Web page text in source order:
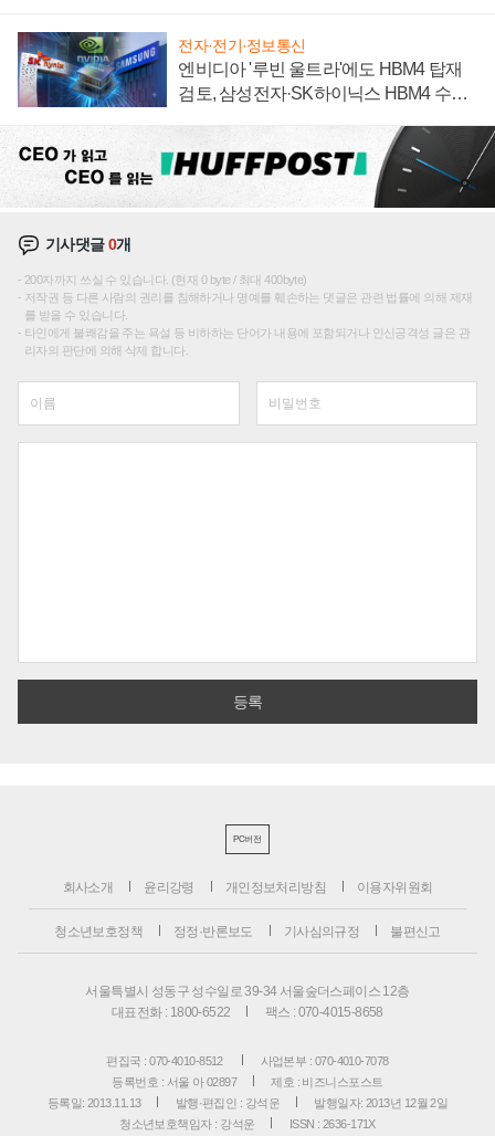
전자·전기·정보통신
엔비디아 '루빈 울트라'에도 HBM4 탑재
검토, 삼성전자·SK하이닉스 HBM4 수율
기사댓글0개
200자까지 쓰실 수 있습니다. (현재 0 byte / 최대 400byte)
저작권 등 다른 사람의 권리를 침해하거나 명예를 훼손하는 댓글은 관련 법률에 의해 제재
를 받을 수 있습니다.
타인에게 불쾌감을 주는 욕설 등 비하하는 단어가 내용에 포함되거나 인신공격성 글은 관
리자의 판단에 의해 삭제 합니다.
PC버전
회사소개 윤리강령 개인정보처리방침 이용자위원회
청소년보호정책 정정·반론보도 기사심의규정 불편신고
서울특별시 성동구 성수일로 39-34 서울숲더스페이스 12층
대표전화 : 1800-6522
팩스 : 070-4015-8658
편집국 : 070-4010-8512
사업본부 : 070-4010-7078
등록번호 : 서울 아 02897
제호 : 비즈니스포스트
등록일: 2013.11.13
발행·편집인 : 강석운
발행일자: 2013년 12월 2일
청소년보호책임자 : 강석운
ISSN : 2636-171X